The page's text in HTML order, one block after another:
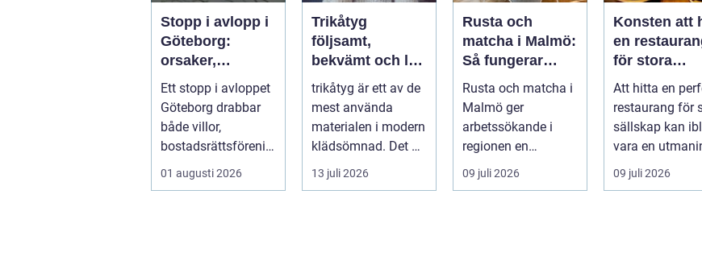
Stopp i avlopp i
Göteborg:
orsaker,
lösningar och
hur problem kan
undvikas
Ett stopp i avloppet
Göteborg drabbar
både villor,
bostadsrättsförenin
gar och h...
01 augusti 2026
Trikåtyg
följsamt,
bekvämt och lätt
att lyckas med
trikåtyg är ett av de
mest använda
materialen i modern
klädsömnad. Det är
mjukt, elastiskt och
formb...
13 juli 2026
Rusta och
matcha i Malmö:
Så fungerar
stödet för dig
som söker jobb
Rusta och matcha i
Malmö ger
arbetssökande i
regionen en
strukturerad och
personlig vä...
09 juli 2026
Konsten att
en
för stora
sällskap på
Östermalm i
Stockholm
Att hitta en
restaurang för
sällskap kan
vara en
särsk...
09 juli 2026